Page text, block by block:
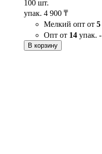
100 шт.
упак. 4 900 ₸
Мелкий опт от 5
Опт от 14 упак. -
В корзину